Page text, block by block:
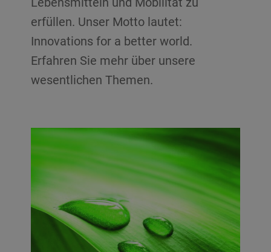
erfüllen. Unser Motto lautet:
Innovations for a better world.
Erfahren Sie mehr über unsere
wesentlichen Themen.